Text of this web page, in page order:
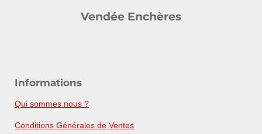
Vendée Enchères
Informations
Qui sommes nous ?
Conditions Générales de Ventes